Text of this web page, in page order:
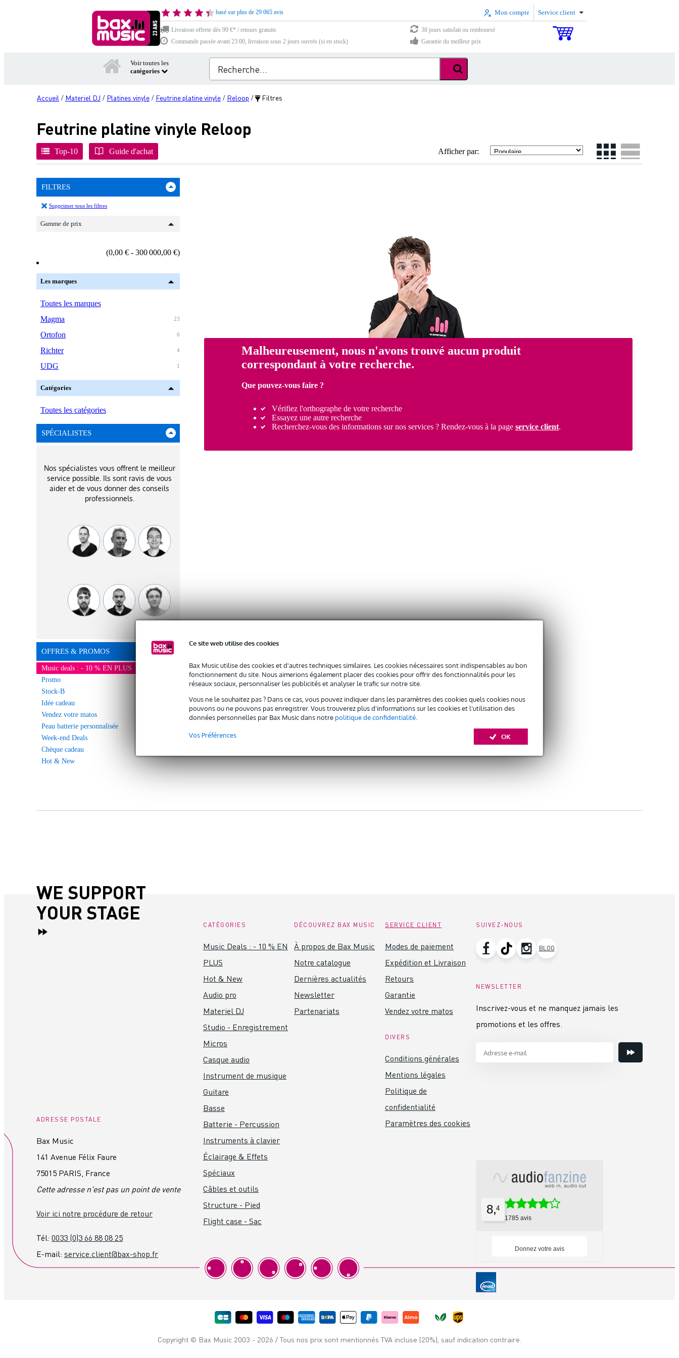
Ce site web utilise des cookies
Bax Music utilise des cookies et d'autres techniques similaires. Les cookies nécessaires sont indispensables au bon
fonctionnement du site. Nous aimerions également placer des cookies pour offrir des fonctionnalités pour les
réseaux sociaux, personnaliser les publicités et analyser le trafic sur notre site.
Vous ne le souhaitez pas ? Dans ce cas, vous pouvez indiquer dans les paramètres des cookies quels cookies nous
pouvons ou ne pouvons pas enregistrer. Vous trouverez plus d'informations sur les cookies et l'utilisation des
données personnelles par Bax Music dans notrepolitique de confidentialité.
OK
Vos Préférences
basé sur plus de 29 065 avis Mon compte Service client
Livraison offerte dès 99 €* / retours gratuits
30 jours satisfait ou remboursé
Commande passée avant 23:00, livraison sous 2 jours ouvrés (si en stock)
Garantie du meilleur prix
Voir toutes les
catégories
Accueil / Materiel DJ / Platines vinyle / Feutrine platine vinyle / Reloop / Filtres
Feutrine platine vinyle Reloop
Top-10 Guide d'achat Afficher par:
FILTRES
Supprimer tous les filtres
Gamme de prix
(0,00 € - 300 000,00 €)
Les marques
Toutes les marques
23
Magma
6
Ortofon
4
Richter
1
UDG
Catégories
Toutes les catégories
SPÉCIALISTES
Nos spécialistes vous offrent le meilleur
service possible. Ils sont ravis de vous
aider et de vous donner des conseils
professionnels.
OFFRES & PROMOS
Music deals : - 10 % EN PLUS
Promo
Stock-B
Idée cadeau
Vendez votre matos
Peau batterie personnalisée
Week-end Deals
Chèque cadeau
Hot & New
Malheureusement, nous n'avons trouvé aucun produit
correspondant à votre recherche.
Que pouvez-vous faire ?
Vérifiez l'orthographe de votre recherche
Essayez une autre recherche
Recherchez-vous des informations sur nos services ? Rendez-vous à la page service client.
WE SUPPORT
YOUR STAGE
ADRESSE POSTALE
Bax Music
141 Avenue Félix Faure
75015 PARIS, France
Cette adresse n'est pas un point de vente
Voir ici notre procédure de retour
Tél: 0033 (0)3 66 88 08 25
E-mail: service.client@bax-shop.fr
CATÉGORIES
Music Deals : - 10 % EN
PLUS
Hot & New
Audio pro
Materiel DJ
Studio - Enregistrement
Micros
Casque audio
Instrument de musique
Guitare
Basse
Batterie - Percussion
Instruments à clavier
Éclairage & Effets
Spéciaux
Câbles et outils
Structure - Pied
Flight case - Sac
DÉCOUVREZ BAX MUSIC
À propos de Bax Music
Notre catalogue
Dernières actualités
Newsletter
Partenariats
SERVICE CLIENT
Modes de paiement
Expédition et Livraison
Retours
Garantie
Vendez votre matos
DIVERS
Conditions générales
Mentions légales
Politique de
confidentialité
Paramètres des cookies
SUIVEZ-NOUS
BLOG
NEWSLETTER
Inscrivez-vous et ne manquez jamais les
promotions et les offres.
8,4
1785 avis
Donnez votre avis
Copyright © Bax Music 2003 - 2026 / Tous nos prix sont mentionnés TVA incluse (20%), sauf indication contraire.